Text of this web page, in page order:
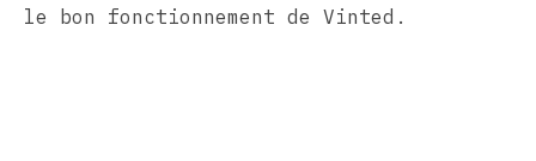
le bon fonctionnement de Vinted.